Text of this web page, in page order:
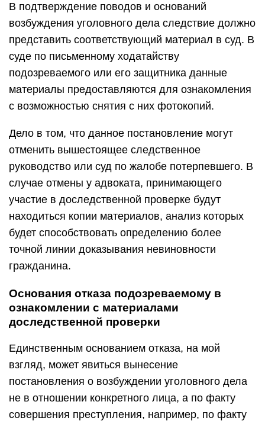
В подтверждение поводов и оснований
возбуждения уголовного дела следствие должно
представить соответствующий материал в суд. В
суде по письменному ходатайству
подозреваемого или его защитника данные
материалы предоставляются для ознакомления
с возможностью снятия с них фотокопий.
Дело в том, что данное постановление могут
отменить вышестоящее следственное
руководство или суд по жалобе потерпевшего. В
случае отмены у адвоката, принимающего
участие в доследственной проверке будут
находиться копии материалов, анализ которых
будет способствовать определению более
точной линии доказывания невиновности
гражданина.
Основания отказа подозреваемому в
ознакомлении с материалами
доследственной проверки
Единственным основанием отказа, на мой
взгляд, может явиться вынесение
постановления о возбуждении уголовного дела
не в отношении конкретного лица, а по факту
совершения преступления, например, по факту